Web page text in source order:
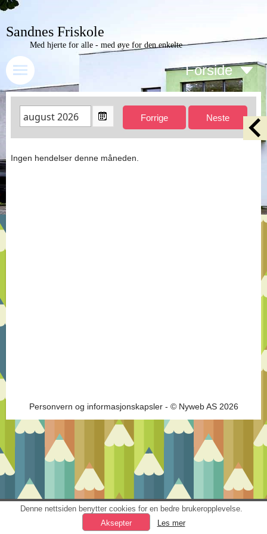
Sandnes Friskole
Med hjerte for alle - med øye for den enkelte
Forside
Ingen hendelser denne måneden.
Personvern og informasjonskapsler- © Nyweb AS 2026
Denne nettsiden benytter cookies for en bedre brukeropplevelse.
Les mer